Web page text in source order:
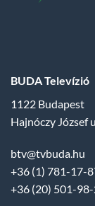
BUDA Televízió
1122 Budapest
Hajnóczy József
btv@tvbuda.hu
+36 (1) 781-17-
+36 (20) 501-